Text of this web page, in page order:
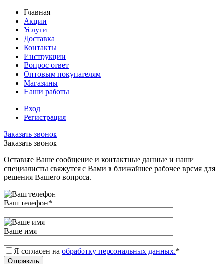
Главная
Акции
Услуги
Доставка
Контакты
Инструкции
Вопрос ответ
Оптовым покупателям
Магазины
Наши работы
Вход
Регистрация
Заказать звонок
Заказать звонок
Оставьте Ваше сообщение и контактные данные и наши
специалисты свяжутся с Вами в ближайшее рабочее время для
решения Вашего вопроса.
Ваш телефон*
Ваше имя
Я согласен на обработку персональных данных.*